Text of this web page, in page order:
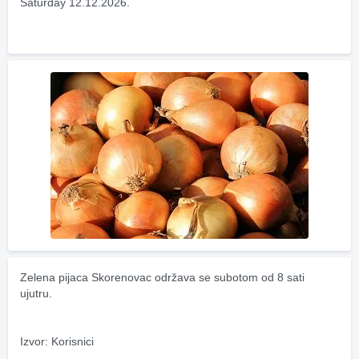
Zelena pijaca Skorenovac održava se subotom od 8 sati
ujutru.
Izvor: Korisnici